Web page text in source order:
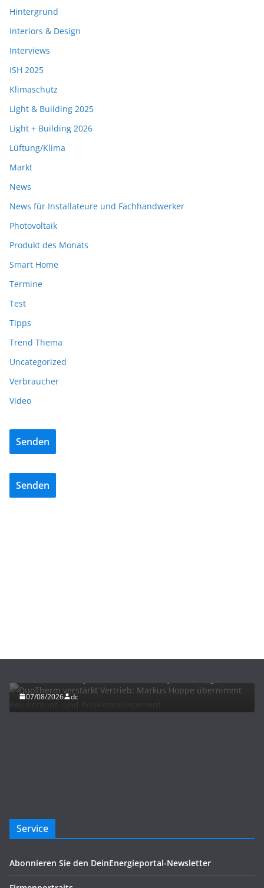
Hintergrund
Interiors & Design
Interviews
ISH 2025
Klimaschutz
Light & Building 2025
Light + Building 2026
Lüftung/Klima
Markt
News
News für Installateure und Fachhandwerker
Photovoltaik
Produkt des Monats
Smart Home
Termine
Test
Tipps
Trend Thema
Uncategorized
Verbraucher
Video
Senden
Senden
07/08/2026 dc
Service
Abonnieren Sie den DeinEnergieportal-Newsletter